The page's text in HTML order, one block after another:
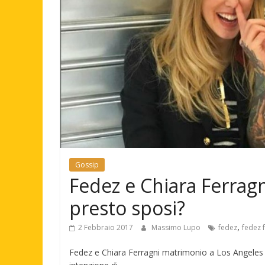
Gossip
Fedez e Chiara
presto sposi?
2 Febbraio 2017 Massimo Lupo fedez, fedez
Fedez e Chiara Ferragni matrimonio a Los